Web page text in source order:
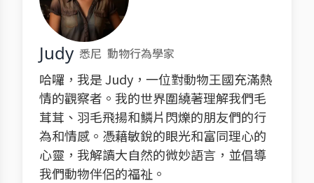
Judy 悉尼 動物行為學家
哈囉，我是 Judy，一位對動物王國充滿熱
情的觀察者。我的世界圍繞著理解我們毛
茸茸、羽毛飛揚和鱗片閃爍的朋友們的行
為和情感。憑藉敏銳的眼光和富同理心的
心靈，我解讀大自然的微妙語言，並倡導
我們動物伴侶的福祉。